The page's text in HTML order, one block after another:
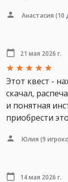
Анастасия (10
21 мая 2026 г.
Этот квест -
скачал,
и понятная
приобрести
Юлия (9
14 мая 2026 г.